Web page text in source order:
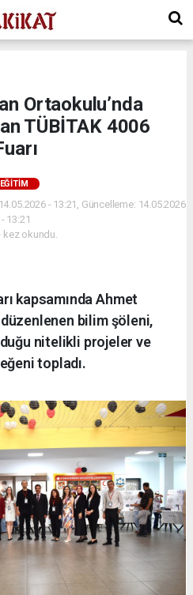
Ortaokulu’nda
TÜBİTAK 4006
EĞITIM
- 13:21, Güncelleme: 14.05.2026
- 13:21
kez okundu.
kapsamında Ahmet
bilim şöleni,
nitelikli projeler ve
topladı.